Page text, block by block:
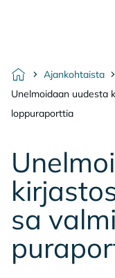
Etusivu
Ajankohtaista
Unelmoidaan uudesta
loppuraporttia
sa